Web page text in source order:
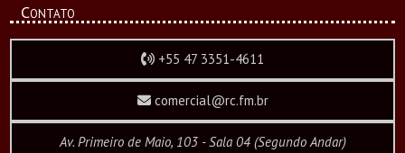
Contato
+55 47 3351-4611
comercial@rc.fm.br
Av. Primeiro de Maio, 103 - Sala 04 (Segundo Andar)